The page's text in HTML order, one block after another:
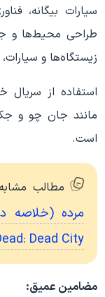
سیارات بیگانه،
طراحی محیط‌ها و
زیستگاه‌ها و
مانند جان چو و
است.
مطالب
Dead City)
مضامین عمیق: